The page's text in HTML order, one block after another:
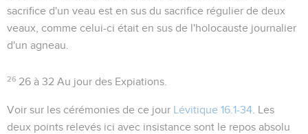
sacrifice d'un veau est en sus du sacrifice régulier de deux
veaux, comme celui-ci était en sus de l'holocauste journalier
d'un agneau.
26 26 à 32 Au jour des Expiations.
Voir sur les cérémonies de ce jour Lévitique 16.1-34 . Les
deux points relevés ici avec insistance sont le repos absolu